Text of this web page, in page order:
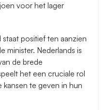
voor het lager
staat positief ten aanzien
minister. Nederlands is
de brede
het een cruciale rol
kansen te geven in hun